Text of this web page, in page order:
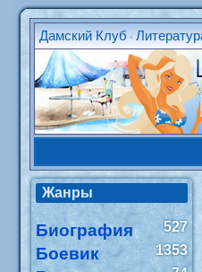
Дамский Клуб •
Жанры
Биография 527
Боевик 1353